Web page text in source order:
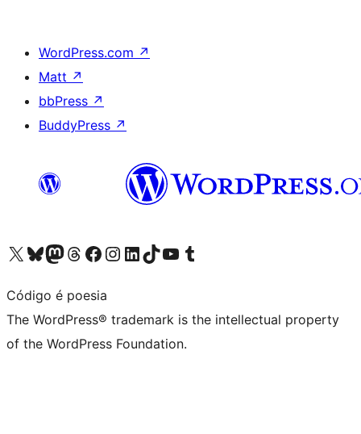
WordPress.com ↗
Matt ↗
bbPress ↗
BuddyPress ↗
Visit our X (formerly Twitter) account
Visit our Bluesky account
Visit our Mastodon account
Visit our Threads account
Visit our Facebook page
Visit our Instagram account
Visit our LinkedIn account
Visit our TikTok account
Visit our YouTube channel
Visit our Tumblr account
Código é poesia
The WordPress® trademark is the intellectual property
of the WordPress Foundation.